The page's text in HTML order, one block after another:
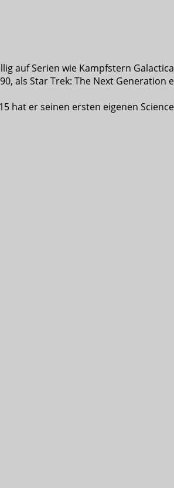
auf Serien wie Kampfstern
als Star Trek: The Next Generation
hat er seinen ersten eigenen